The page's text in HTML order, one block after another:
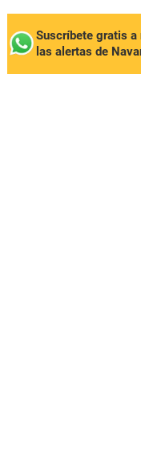
Suscríbete gratis a
las alertas de